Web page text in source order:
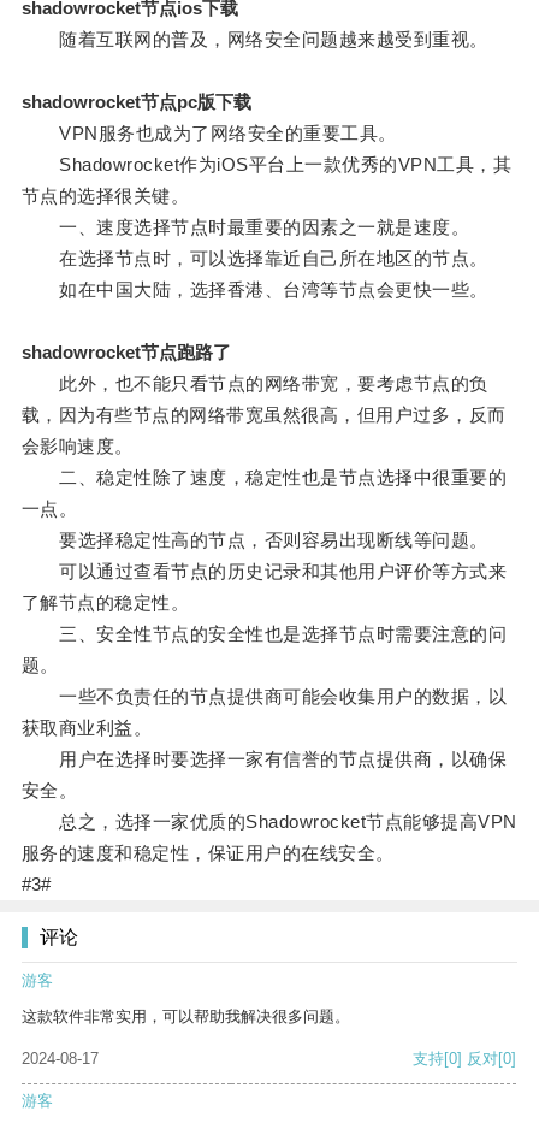
shadowrocket节点ios下载
随着互联网的普及，网络安全问题越来越受到重视。
shadowrocket节点pc版下载
VPN服务也成为了网络安全的重要工具。
Shadowrocket作为iOS平台上一款优秀的VPN工具，其
节点的选择很关键。
一、速度选择节点时最重要的因素之一就是速度。
在选择节点时，可以选择靠近自己所在地区的节点。
如在中国大陆，选择香港、台湾等节点会更快一些。
shadowrocket节点跑路了
此外，也不能只看节点的网络带宽，要考虑节点的负
载，因为有些节点的网络带宽虽然很高，但用户过多，反而
会影响速度。
二、稳定性除了速度，稳定性也是节点选择中很重要的
一点。
要选择稳定性高的节点，否则容易出现断线等问题。
可以通过查看节点的历史记录和其他用户评价等方式来
了解节点的稳定性。
三、安全性节点的安全性也是选择节点时需要注意的问
题。
一些不负责任的节点提供商可能会收集用户的数据，以
获取商业利益。
用户在选择时要选择一家有信誉的节点提供商，以确保
安全。
总之，选择一家优质的Shadowrocket节点能够提高VPN
服务的速度和稳定性，保证用户的在线安全。
#3#
评论
游客
这款软件非常实用，可以帮助我解决很多问题。
2024-08-17 支持[0] 反对[0]
游客